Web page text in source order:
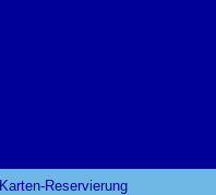
Karten-Reservierung